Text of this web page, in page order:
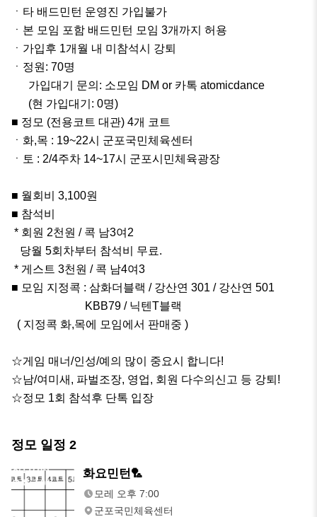
ㆍ타 배드민턴 운영진 가입불가
ㆍ본 모임 포함 배드민턴 모임 3개까지 허용
ㆍ가입후 1개월 내 미참석시 강퇴
ㆍ정원: 70명
■ 정모 (전용코트 대관) 4개 코트
ㆍ화,목 : 19~22시 군포국민체육센터
ㆍ토 : 2/4주차 14~17시 군포시민체육광장
■ 월회비 3,100원
■ 참석비
■ 모임 지정콕 : 삼화더블랙 / 강산연 301 / 강산연 501
☆게임 매너/인성/예의 많이 중요시 합니다!
☆남/여미새, 파벌조장, 영업, 회원 다수의신고 등 강퇴!
☆정모 1회 참석후 단톡 입장
정모 일정 2
8/11(화)
오후 7:00
화요민턴🏸
모레 오후 7:00
군포국민체육센터